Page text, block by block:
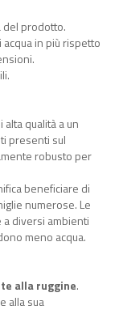
del prodotto.
in più rispetto
qualità a un
presenti sul
robusto per
beneficiare di
numerose. Le
a diversi ambienti
meno acqua.
alla ruggine.
alla sua